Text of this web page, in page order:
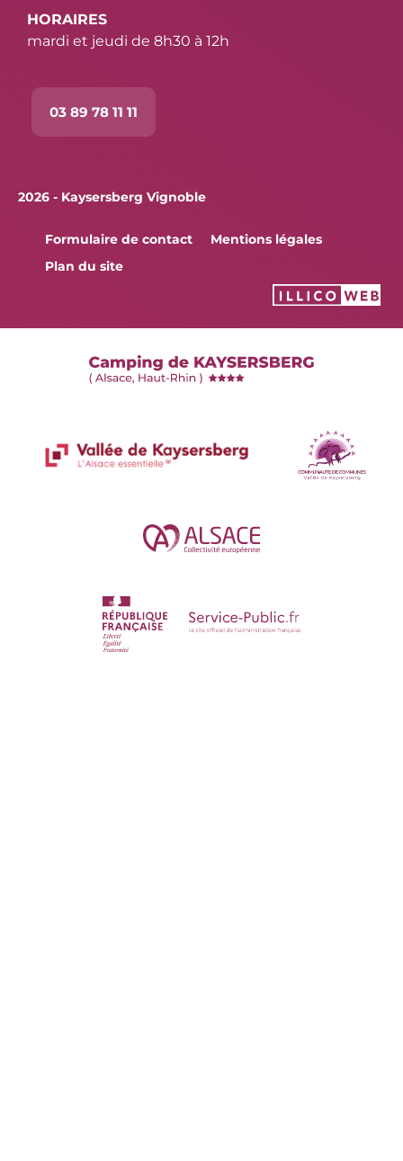
HORAIRES
mardi et jeudi de 8h30 à 12h
03 89 78 11 11
2026 - Kaysersberg Vignoble
Formulaire de contact
Mentions légales
Plan du site